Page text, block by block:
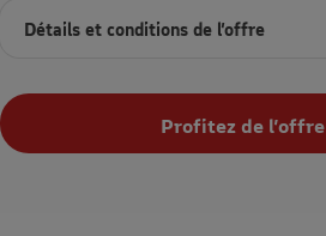
Détails et conditions de l’offre
Profitez de l’offre